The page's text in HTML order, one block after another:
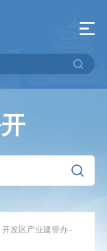
开发区产业建管办-